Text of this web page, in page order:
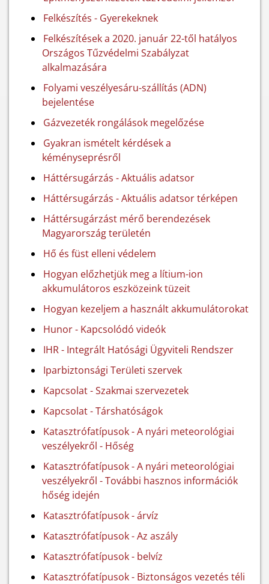
Felkészítés - Gyerekeknek
Felkészítések a 2020. január 22-től hatályos
Országos Tűzvédelmi Szabályzat
alkalmazására
Folyami veszélyesáru-szállítás (ADN)
bejelentése
Gázvezeték rongálások megelőzése
Gyakran ismételt kérdések a
kéményseprésről
Háttérsugárzás - Aktuális adatsor
Háttérsugárzás - Aktuális adatsor térképen
Háttérsugárzást mérő berendezések
Magyarország területén
Hő és füst elleni védelem
Hogyan előzhetjük meg a lítium-ion
akkumulátoros eszközeink tüzeit
Hogyan kezeljem a használt akkumulátorokat
Hunor - Kapcsolódó videók
IHR - Integrált Hatósági Ügyviteli Rendszer
Iparbiztonsági Területi szervek
Kapcsolat - Szakmai szervezetek
Kapcsolat - Társhatóságok
Katasztrófatípusok - A nyári meteorológiai
veszélyekről - Hőség
Katasztrófatípusok - A nyári meteorológiai
veszélyekről - További hasznos információk
hőség idején
Katasztrófatípusok - árvíz
Katasztrófatípusok - Az aszály
Katasztrófatípusok - belvíz
Katasztrófatípusok - Biztonságos vezetés téli